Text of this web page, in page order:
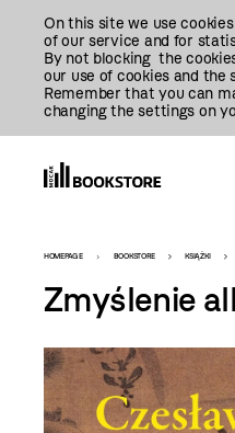
On this site we use
of our service and for
By not blocking the
our use of cookies and the
Remember that you can
changing the settings on
Bookstore
-
szablon
szczegóły
HOMEPAGE BOOKSTORE KSIĄŻKI
Zmyślenie